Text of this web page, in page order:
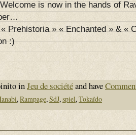
is now in the hands of
Prehistoria » « Enchanted » & «
:)
inJeu de sociétéand have
,Rampage,SdJ,spiel,Tokaïdo